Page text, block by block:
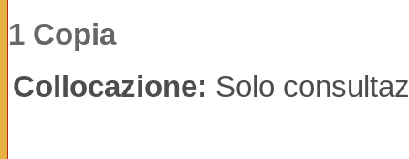
1 Copia
Collocazione: Solo